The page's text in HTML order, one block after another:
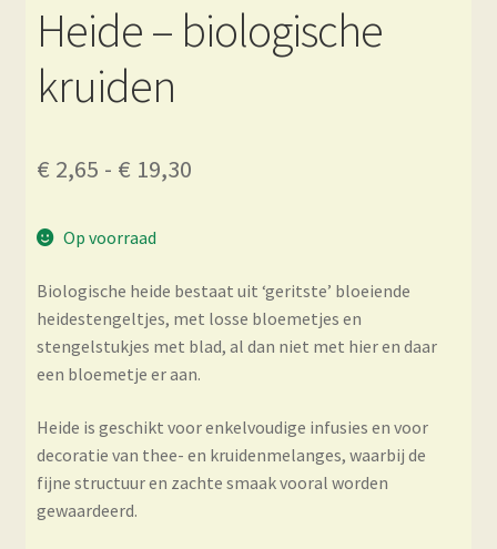
Heide – biologische
kruiden
€ 2,65 - € 19,30Prijsklasse:
€ 19,30
Op voorraad
Biologische heide bestaat uit ‘geritste’ bloeiende
heidestengeltjes, met losse bloemetjes en
stengelstukjes met blad, al dan niet met hier en daar
een bloemetje er aan.
Heide is geschikt voor enkelvoudige infusies en voor
decoratie van thee- en kruidenmelanges, waarbij de
fijne structuur en zachte smaak vooral worden
gewaardeerd.